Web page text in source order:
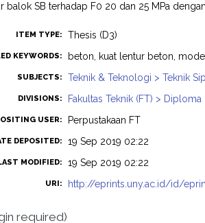
balok SB terhadap F0 20 dan 25 MPa
ITEM TYPE: Thesis (D3)
KEYWORDS: beton, kuat lentur beton,
SUBJECTS: Teknik & Teknologi > Teknik
DIVISIONS: Fakultas Teknik (FT) > Diploma
USER: Perpustakaan FT
DEPOSITED: 19 Sep 2019 02:22
MODIFIED: 19 Sep 2019 02:22
URI: http://eprints.uny.ac.id/id/
required)